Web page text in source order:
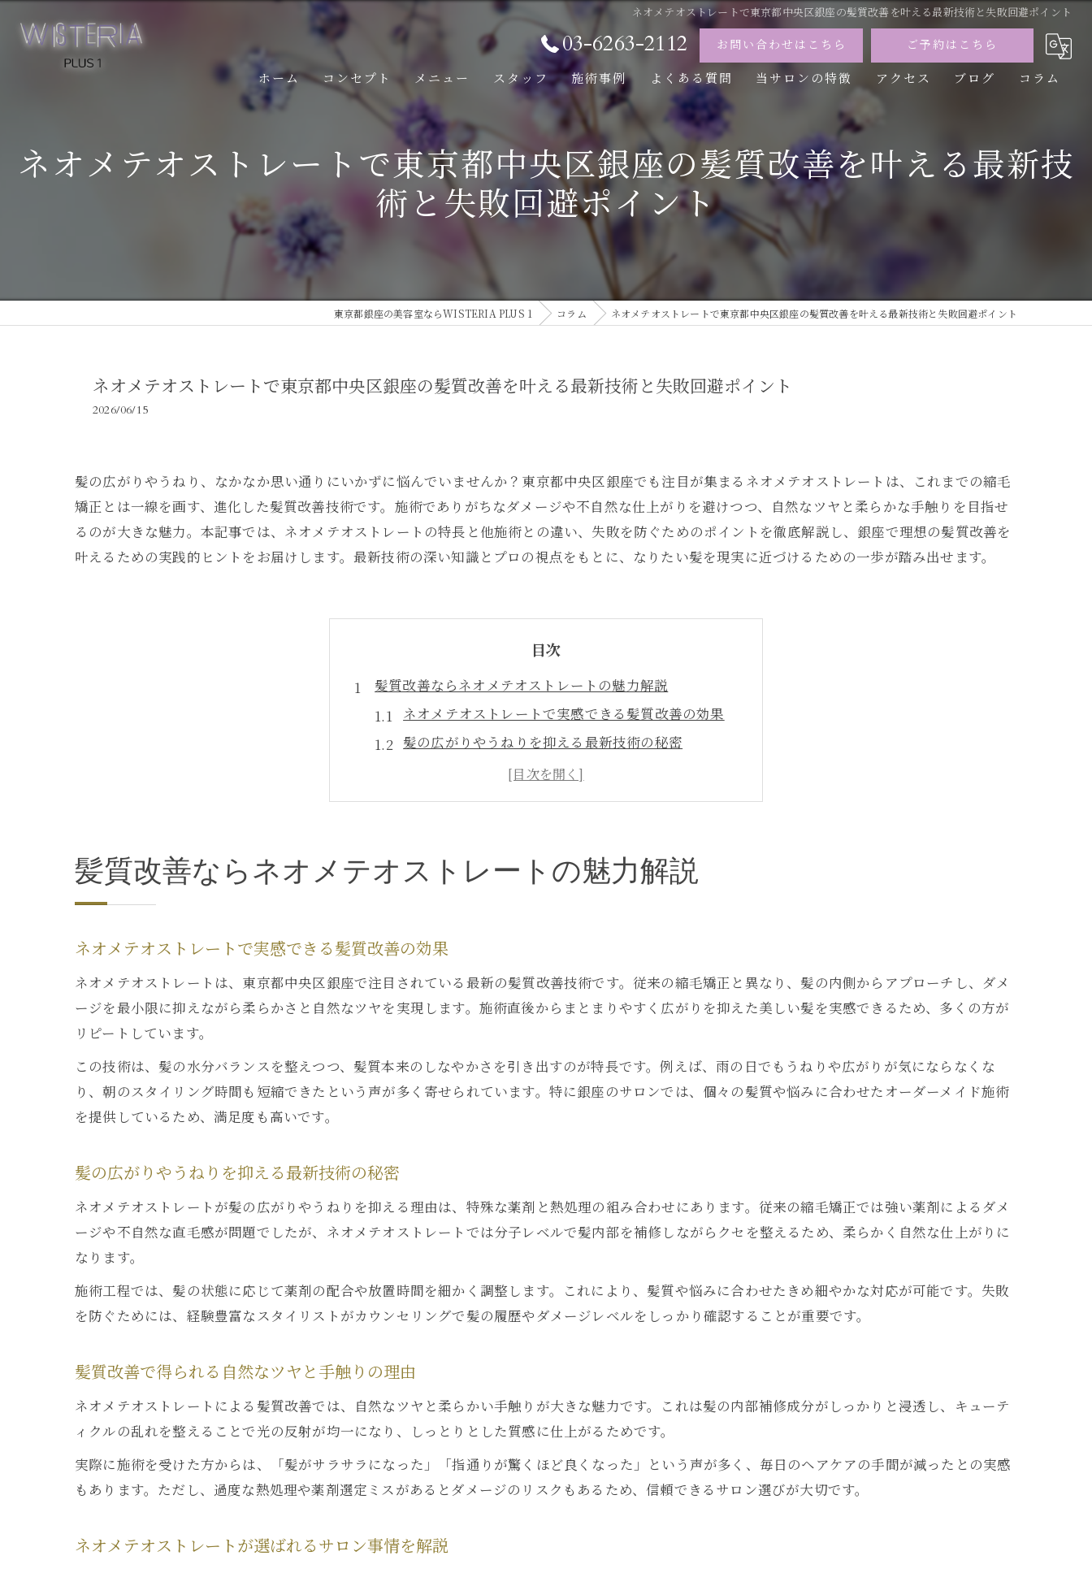
ネオメテオストレートで東京都中央区銀座の髪質改善を叶える最新技術と失敗回避ポイント
03-6263-2112 お問い合わせはこちら ご予約はこちら
ホーム コンセプト メニュー スタッフ 施術事例 よくある質問 当サロンの特徴
カラー
トリートメント
パーマ
アクセス ブログ コラム
ネオメテオストレートで東京都中央区銀座の髪質改善を叶える最新技
術と失敗回避ポイント
東京都銀座の美容室ならWISTERIA PLUS 1 コラム ネオメテオストレートで東京都中央区銀座の髪質改善を叶える最新技術と失敗回避ポイント
ネオメテオストレートで東京都中央区銀座の髪質改善を叶える最新技術と失敗回避ポイント
2026/06/15
髪の広がりやうねり、なかなか思い通りにいかずに悩んでいませんか？東京都中央区銀座でも注目が集まるネオメテオストレートは、これまでの縮毛
矯正とは一線を画す、進化した髪質改善技術です。施術でありがちなダメージや不自然な仕上がりを避けつつ、自然なツヤと柔らかな手触りを目指せ
るのが大きな魅力。本記事では、ネオメテオストレートの特長と他施術との違い、失敗を防ぐためのポイントを徹底解説し、銀座で理想の髪質改善を
叶えるための実践的ヒントをお届けします。最新技術の深い知識とプロの視点をもとに、なりたい髪を現実に近づけるための一歩が踏み出せます。
目次
髪質改善ならネオメテオストレートの魅力解説
ネオメテオストレートで実感できる髪質改善の効果
髪の広がりやうねりを抑える最新技術の秘密
髪質改善で得られる自然なツヤと手触りの理由
ネオメテオストレートが選ばれるサロン事情を解説
自然なツヤ髪へ導く施術体験の実際とは
ネオメテオストレート施術の流れとポイントを紹介
ネオメテオストレートで失敗しないための事前準備
ネオメテオストレート体験者のリアルな口コミまとめ
従来の矯正と比べた髪質改善の優位性とは
失敗を避けるネオメテオストレート選び方
ネオメテオストレートの失敗例と原因を知ろう
ビビり毛や伸び残しを防ぐための注意点
自分の髪に最適なメニュー提案を受けるコツ
デメリットやリスク比較で納得の髪質改善
ネオメテオストレートのデメリットも正直解説
髪質改善ストレートのリスクと安全対策を解説
ネオメテオストレートの料金やコスト面を比較
銀座で叶える理想的な髪質改善のポイント
髪質改善ならネオメテオストレートの魅力解説
ネオメテオストレートで実感できる髪質改善の効果
ネオメテオストレートは、東京都中央区銀座で注目されている最新の髪質改善技術です。従来の縮毛矯正と異なり、髪の内側からアプローチし、ダメ
ージを最小限に抑えながら柔らかさと自然なツヤを実現します。施術直後からまとまりやすく広がりを抑えた美しい髪を実感できるため、多くの方が
リピートしています。
この技術は、髪の水分バランスを整えつつ、髪質本来のしなやかさを引き出すのが特長です。例えば、雨の日でもうねりや広がりが気にならなくな
り、朝のスタイリング時間も短縮できたという声が多く寄せられています。特に銀座のサロンでは、個々の髪質や悩みに合わせたオーダーメイド施術
を提供しているため、満足度も高いです。
髪の広がりやうねりを抑える最新技術の秘密
ネオメテオストレートが髪の広がりやうねりを抑える理由は、特殊な薬剤と熱処理の組み合わせにあります。従来の縮毛矯正では強い薬剤によるダメ
ージや不自然な直毛感が問題でしたが、ネオメテオストレートでは分子レベルで髪内部を補修しながらクセを整えるため、柔らかく自然な仕上がりに
なります。
施術工程では、髪の状態に応じて薬剤の配合や放置時間を細かく調整します。これにより、髪質や悩みに合わせたきめ細やかな対応が可能です。失敗
を防ぐためには、経験豊富なスタイリストがカウンセリングで髪の履歴やダメージレベルをしっかり確認することが重要です。
髪質改善で得られる自然なツヤと手触りの理由
ネオメテオストレートによる髪質改善では、自然なツヤと柔らかい手触りが大きな魅力です。これは髪の内部補修成分がしっかりと浸透し、キューテ
ィクルの乱れを整えることで光の反射が均一になり、しっとりとした質感に仕上がるためです。
実際に施術を受けた方からは、「髪がサラサラになった」「指通りが驚くほど良くなった」という声が多く、毎日のヘアケアの手間が減ったとの実感
もあります。ただし、過度な熱処理や薬剤選定ミスがあるとダメージのリスクもあるため、信頼できるサロン選びが大切です。
ネオメテオストレートが選ばれるサロン事情を解説